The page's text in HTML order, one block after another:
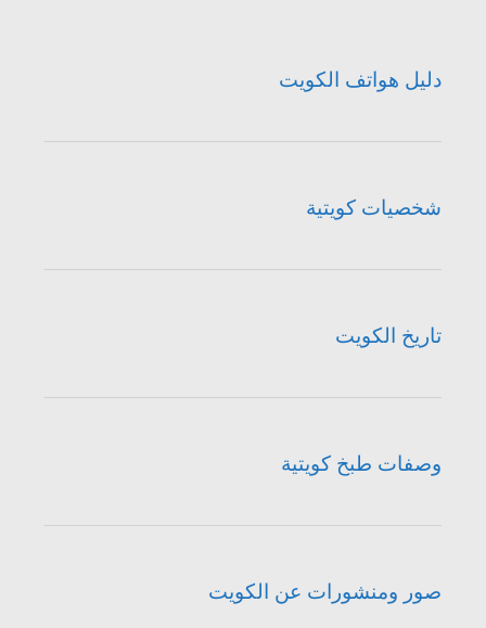
دليل هواتف الكويت
شخصيات كويتية
تاريخ الكويت
وصفات طبخ كويتية
صور ومنشورات عن الكويت